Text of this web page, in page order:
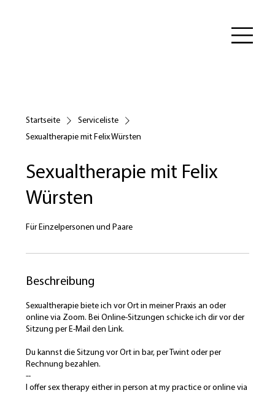
Startseite
Serviceliste
Sexualtherapie mit Felix Würsten
Sexualtherapie mit Felix
Würsten
Für Einzelpersonen und Paare
Beschreibung
Sexualtherapie biete ich vor Ort in meiner Praxis an oder
online via Zoom. Bei Online-Sitzungen schicke ich dir vor der
Sitzung per E-Mail den Link.
Du kannst die Sitzung vor Ort in bar, per Twint oder per
Rechnung bezahlen.
--
I offer sex therapy either in person at my practice or online via